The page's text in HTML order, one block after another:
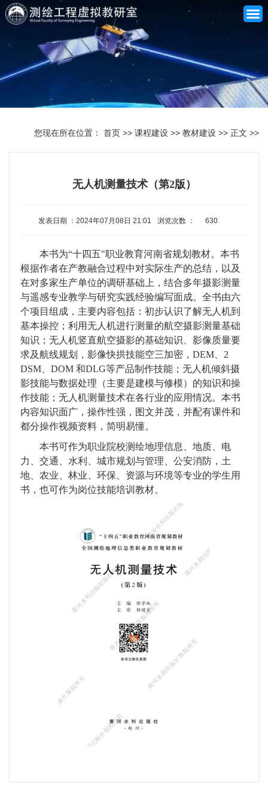
师资队伍
资源库
教研成果
学生培养
教研活动
您现在所在位置： 首页 >> 课程建设 >> 教材建设 >> 正文 >>
无人机测量技术（第2版）
发表日期 ：2024年07月08日 21:01 浏览次数 ： 630
本书为“十四五"职业教育河南省规划教材。本书
根据作者在产教融合过程中对实际生产的总结，以及
在对多家生产单位的调研基础上，结合多年摄影测量
与遥感专业教学与研究实践经验编写面成。全书由六
个项目组成，主要内容包括：初步认识了解无人机到
基本操控；利用无人机进行测量的航空摄影测量基础
知识；无人机竖直航空摄影的基础知识、影像质量要
求及航线规划，影像快拱技能空三加密， DEM
2
DSM
DOM 和DLG等产品制作技能；无人机倾斜摄
影技能与数据处理（主要是建模与修模）的知识和操
作技能；无人机测量技术在各行业的应用情况。本书
内容知识面广，操作性强，图文并茂，并配有课件和
都分操作视频资料，简明易懂。
本书可作为职业院校测绘地理信息、地质、电
力、交通、水利、城市规划与管理、公安消防，土
地、农业、林业、环保、资源与环境等专业的学生用
书，也可作为岗位技能培训教材。